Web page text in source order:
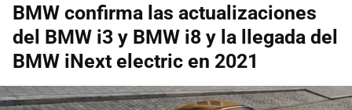
BMW confirma las actualizaciones
del BMW i3 y BMW i8 y la llegada del
BMW iNext electric en 2021